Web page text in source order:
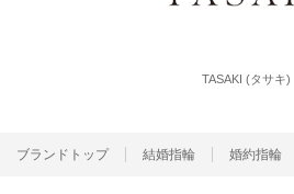
TASAKI (タサキ)
ブランドトップ 結婚指輪 婚約指輪